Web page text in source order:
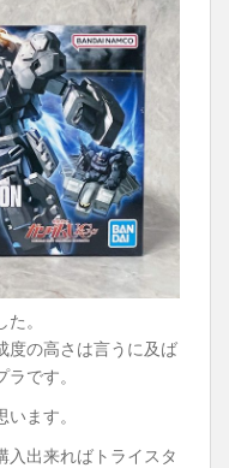
。
度の高さは言うに及ば
です。
ます。
入出来ればトライスタ